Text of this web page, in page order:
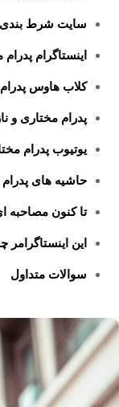
سایت شرط بندی
اینستاگرام
کلاب هاوس
پدرام مختاری و
یوتیوب پدرام
حاشیه های
تا کنون مصاحبه
این
سوالات متداول